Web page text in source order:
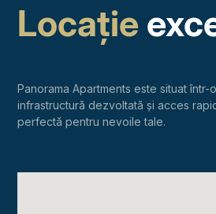
Locație
Panorama Apartments este situat
infrastructură dezvoltată şi acces
perfectă pentru nevoile tale.